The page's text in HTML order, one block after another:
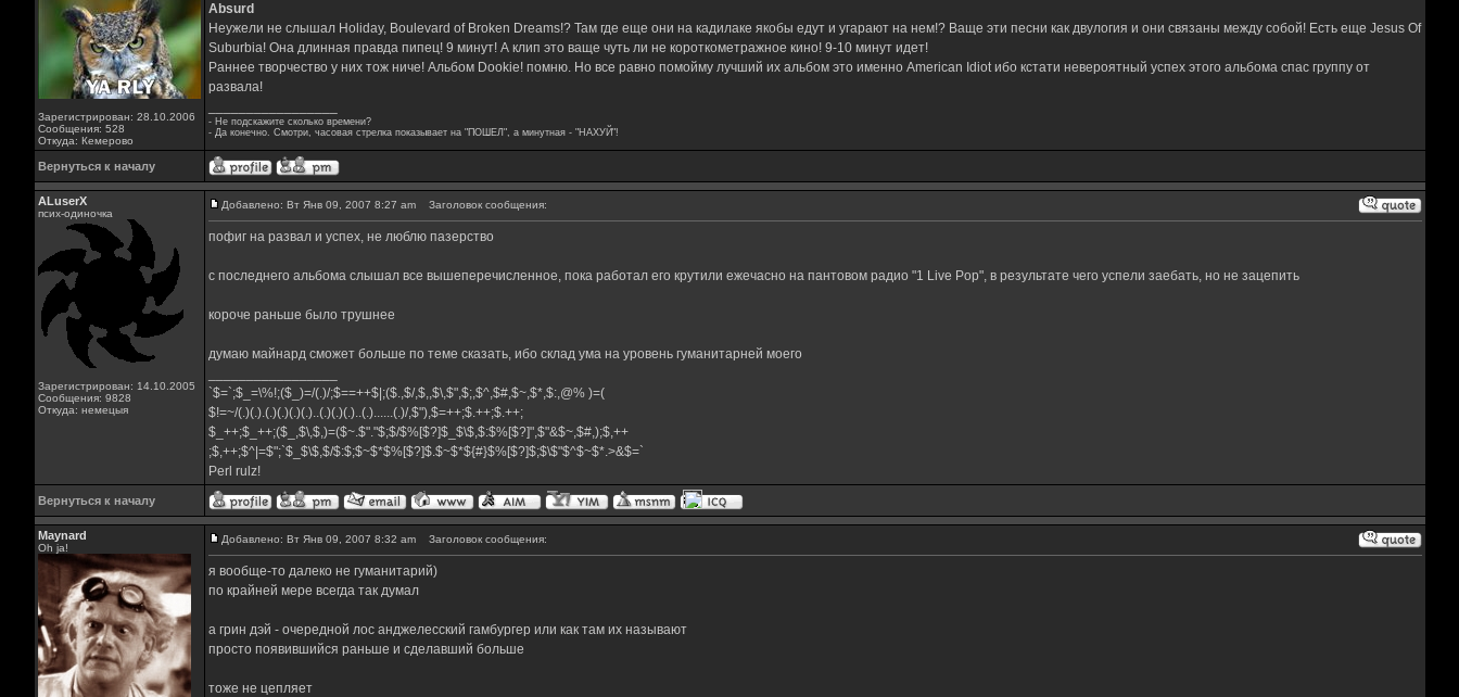
Зарегистрирован: 28.10.2006
Сообщения: 528
Откуда: Кемерово
Absurd
Неужели не слышал Holiday, Boulevard of Broken Dreams!? Там где еще они на кадилаке якобы едут и угарают на нем!? Ваще эти песни как двулогия и они связаны между собой! Есть еще Jesus Of
Suburbia! Она длинная правда пипец! 9 минут! А клип это ваще чуть ли не короткометражное кино! 9-10 минут идет!
Раннее творчество у них тож ниче! Альбом Dookie! помню. Но все равно помойму лучший их альбом это именно American Idiot ибо кстати невероятный успех этого альбома спас группу от
развала!
- Не подскажите сколько времени?
- Да конечно. Смотри, часовая стрелка показывает на "ПОШЕЛ", а минутная - "НАХУЙ"!
Вернуться к началу
ALuserX
псих-одиночка
Зарегистрирован: 14.10.2005
Сообщения: 9828
Откуда: немецыя
Добавлено: Вт Янв 09, 2007 8:27 am Заголовок сообщения:
пофиг на развал и успех, не люблю пазерство
с последнего альбома слышал все вышеперечисленное, пока работал его крутили ежечасно на пантовом радио "1 Live Pop", в результате чего успели заебать, но не зацепить
короче раньше было трушнее
думаю майнард сможет больше по теме сказать, ибо склад ума на уровень гуманитарней моего
`$=`;$_=\%!;($_)=/(.)/;$==++$|;($.,$/,$,,$\,$",$;,$^,$#,$~,$*,$:,@% )=(
$!=~/(.)(.).(.)(.)(.)(.)..(.)(.)(.)..(.)......(.)/,$"),$=++;$.++;$.++;
$_++;$_++;($_,$\,$,)=($~.$"."$;$/$%[$?]$_$\$,$:$%[$?]",$"&$~,$#,);$,++
;$,++;$^|=$";`$_$\$,$/$:$;$~$*$%[$?]$.$~$*${#}$%[$?]$;$\$"$^$~$*.>&$=`
Perl rulz!
Вернуться к началу
Maynard
Oh ja!
Добавлено: Вт Янв 09, 2007 8:32 am Заголовок сообщения:
я вообще-то далеко не гуманитарий)
по крайней мере всегда так думал
а грин дэй - очередной лос анджелесский гамбургер или как там их называют
просто появившийся раньше и сделавший больше
тоже не цепляет